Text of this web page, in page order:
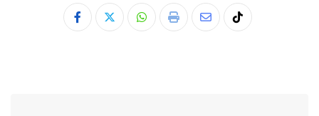
Whatsapp
Print
ShareTiktok